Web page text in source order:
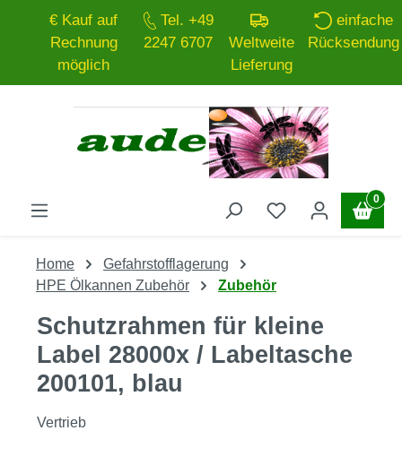
Zum Hauptinhalt springen
€ Kauf auf
Rechnung
möglich
Tel. +49
2247 6707
Weltweite
Lieferung
einfache
Rücksendung
0
Home
Gefahrstofflagerung
HPE Ölkannen Zubehör
Zubehör
Schutzrahmen für kleine
Label 28000x / Labeltasche
200101, blau
Vertrieb